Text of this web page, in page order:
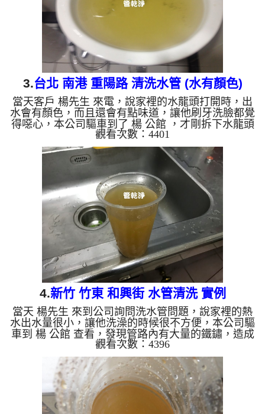
3.台北 南港 重陽路 清洗水管 (水有顏色)
當天客戶 楊先生 來電，說家裡的水龍頭打開時，出
水會有顏色，而且還會有點味道，讓他刷牙洗臉都覺
得噁心，本公司驅車到了 楊 公館 ，才剛拆下水龍頭
上的濾嘴，就發現裡面有鐵鏽及其他沉積物，本公司
迅速架起 水管清洗機 ，開始 清洗水管 ，髒水一直從
水龍頭流出，地上還留有一塊塊沉積物，如下圖及影
片，楊先生 不時說了OH MY GOD~了數次，髒水內
有很多沉積物， 水管清洗 約兩小時後，出水量變
大， 楊先生可安心的刷牙洗臉了。 清洗水管, 水管清
洗, 洗水管, 熱水管堵塞, 熱水忽冷...
觀看次數：4401
4.新竹 竹東 和興街 水管清洗 實例
當天 楊先生 來到公司詢問洗水管問題，說家裡的熱
水出水量很小，讓他洗澡的時候很不方便，本公司驅
車到 楊 公館 查看，發現管路內有大量的鐵鏽，造成
管路內部堵塞，讓水不能順利通過，本公司迅速架起
水管清洗機 ，開始 清洗水管 ，髒水一直從水龍頭流
出，如下圖及影片，楊先生 看到大呼怎麼會這麼
髒，髒水流掉後還留有很多沉積物， 水管清洗 約兩
小時後，出水量變大， 楊先生可痛快的洗澡了。 清
洗水管, 水管清洗, 洗水管, 熱水管堵塞, 熱水忽冷忽
觀看次數：4396